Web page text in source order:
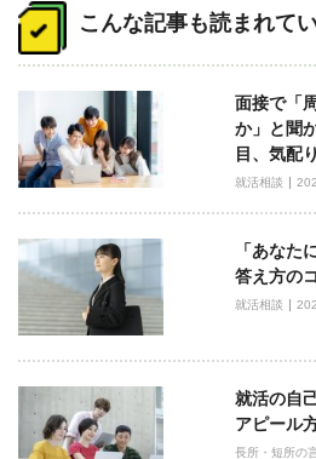
稿
ナ
ゲ
ー
シ
ョ
ン
こんな記事も読まれて
面接で「
か」と聞
目、気配
就活相談
「あなた
答え方の
就活相談
就活の自
アピール
長所・短所の